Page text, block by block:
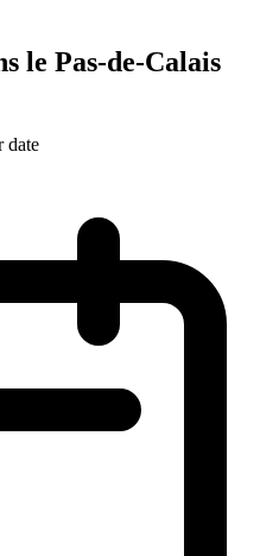
le Pas-de-Calais
date